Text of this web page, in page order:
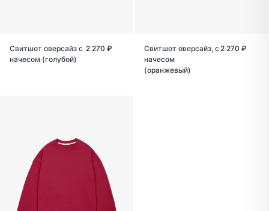
Свитшот оверсайз с
начесом (голубой)
2 270 ₽
Свитшот оверсайз, с
начесом
(оранжевый)
2 270 ₽